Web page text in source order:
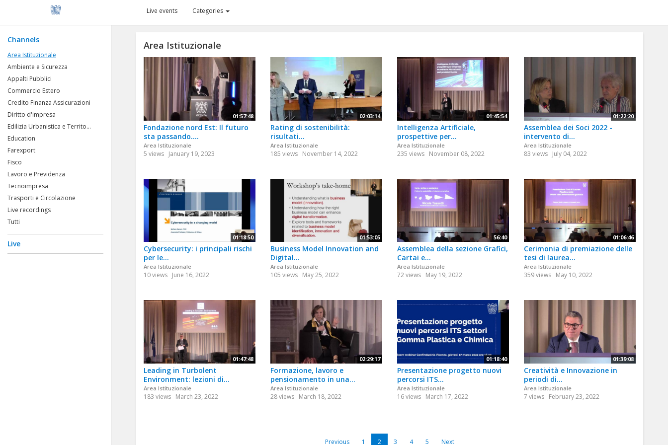
Live events Categories
Channels
Area Istituzionale
Ambiente e Sicurezza
Appalti Pubblici
Commercio Estero
Credito Finanza Assicurazioni
Diritto d'impresa
Edilizia Urbanistica e Territo...
Education
Farexport
Fisco
Lavoro e Previdenza
Tecnoimpresa
Trasporti e Circolazione
Live recordings
Tutti
Live
Area Istituzionale
01:57:48
Fondazione nord Est: Il futuro
sta passando....
Area Istituzionale
5 views January 19, 2023
02:03:14
Rating di sostenibilità:
risultati...
Area Istituzionale
185 views November 14, 2022
01:45:54
Intelligenza Artificiale,
prospettive per...
Area Istituzionale
235 views November 08, 2022
01:22:20
Assemblea dei Soci 2022 -
intervento di...
Area Istituzionale
83 views July 04, 2022
01:18:50
Cybersecurity: i principali rischi
per le...
Area Istituzionale
10 views June 16, 2022
01:53:05
Business Model Innovation and
Digital...
Area Istituzionale
105 views May 25, 2022
56:40
Assemblea della sezione Grafici,
Cartai e...
Area Istituzionale
72 views May 19, 2022
01:06:46
Cerimonia di premiazione delle
tesi di laurea...
Area Istituzionale
359 views May 10, 2022
01:47:48
Leading in Turbolent
Environment: lezioni di...
Area Istituzionale
183 views March 23, 2022
02:29:17
Formazione, lavoro e
pensionamento in una...
Area Istituzionale
28 views March 18, 2022
01:18:40
Presentazione progetto nuovi
percorsi ITS...
Area Istituzionale
16 views March 17, 2022
01:39:08
Creatività e Innovazione in
periodi di...
Area Istituzionale
7 views February 23, 2022
Previous 1 2 3 4 5 Next